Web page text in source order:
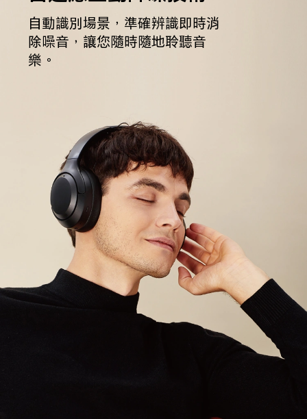
自動識別場景，準確辨識即時消
除噪音，讓您隨時隨地聆聽音
樂。